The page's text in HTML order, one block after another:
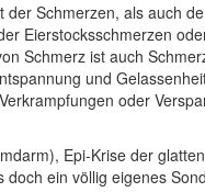
Schmerzen, als auch
Eierstocksschmerzen
Schmerz ist auch
und
oder
Epi-Krise der
ein völlig eigenes